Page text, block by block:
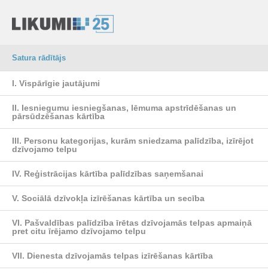
Satura rādītājs
I. Vispārīgie jautājumi
II. Iesniegumu iesniegšanas, lēmuma apstrīdēšanas un
pārsūdzēšanas kārtība
III. Personu kategorijas, kurām sniedzama palīdzība, izīrējot
dzīvojamo telpu
IV. Reģistrācijas kārtība palīdzības saņemšanai
V. Sociālā dzīvokļa izīrēšanas kārtība un secība
VI. Pašvaldības palīdzība īrētas dzīvojamās telpas apmaiņā
pret citu īrējamo dzīvojamo telpu
VII. Dienesta dzīvojamās telpas izīrēšanas kārtība